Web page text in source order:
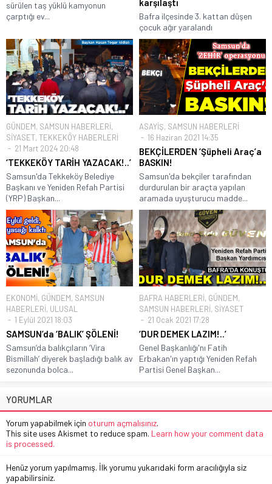
sürülen taş yüklü kamyonun
çarptığı ev...
karşılaştı
Bafra ilçesinde 3. kattan düşen
çocuk ağır yaralandı
GÜNDEM, SAMSUN HABERLERİ,
SİYASET, TEKKEKÖY HABERLERİ
21 Mart 2024 20:48
‘TEKKEKÖY TARİH YAZACAK!..’
Samsun'da Tekkeköy Belediye
Başkanı ve Yeniden Refah Partisi
(YRP) Başkan...
ASAYİŞ, SAMSUN HABERLERİ
16 Haziran 2021 14:35
BEKÇİLERDEN ‘Şüpheli Araç’a
BASKIN!
Samsun'da bekçiler tarafından
durdurulan bir araçta yapılan
aramada uyuşturucu madde...
EKONOMİ, GÜNDEM, SAMSUN
HABERLERİ, ULUSAL
1 Eylül 2021 18:03
SAMSUN’da ‘BALIK’ ŞÖLENİ!
Samsun’da balıkçıların ‘Vira
Bismillah’ diyerek başladığı balık av
sezonunda bolca...
BAFRA HABERLERİ, GÜNDEM,
SAMSUN HABERLERİ, SİYASET
21 Ocak 2021 17:28
‘DUR DEMEK LAZIM!..’
Genel Başkanlığı'nı Fatih
Erbakan'ın yaptığı Yeniden Refah
Partisi Genel Başkan...
YORUMLAR
Yorum yapabilmek için oturum açmalısınız.
This site uses Akismet to reduce spam. Learn how your comment data
is processed.
Henüz yorum yapılmamış. İlk yorumu yukarıdaki form aracılığıyla siz
yapabilirsiniz.